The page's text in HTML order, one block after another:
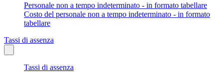
Personale non a tempo indeterminato - in formato tabellare
Costo del personale non a tempo indeterminato - in formato
tabellare
Tassi di assenza
Tassi di assenza